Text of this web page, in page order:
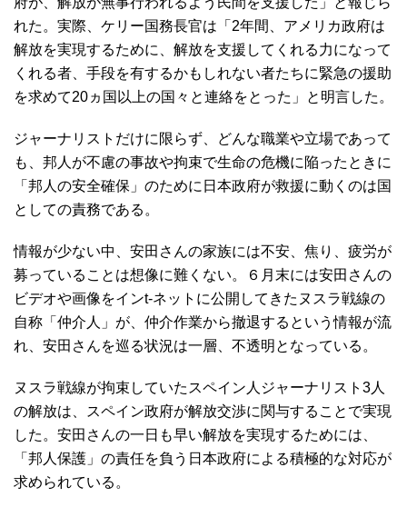
れた。実際、ケリー国務長官は「2年間、アメリカ政府は
解放を実現するために、解放を支援してくれる力になって
くれる者、手段を有するかもしれない者たちに緊急の援助
を求めて20ヵ国以上の国々と連絡をとった」と明言した。
ジャーナリストだけに限らず、どんな職業や立場であって
も、邦人が不慮の事故や拘束で生命の危機に陥ったときに
「邦人の安全確保」のために日本政府が救援に動くのは国
としての責務である。
情報が少ない中、安田さんの家族には不安、焦り、疲労が
募っていることは想像に難くない。６月末には安田さんの
ビデオや画像をインt-ネットに公開してきたヌスラ戦線の
自称「仲介人」が、仲介作業から撤退するという情報が流
れ、安田さんを巡る状況は一層、不透明となっている。
ヌスラ戦線が拘束していたスペイン人ジャーナリスト3人
の解放は、スペイン政府が解放交渉に関与することで実現
した。安田さんの一日も早い解放を実現するためには、
「邦人保護」の責任を負う日本政府による積極的な対応が
求められている。